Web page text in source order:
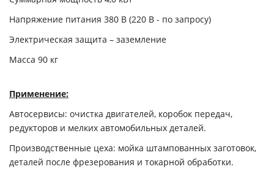
Напряжение питания 380 В (220 В - по запросу)
Электрическая защита – заземление
Масса 90 кг
Применение:
Автосервисы: очистка двигателей, коробок передач,
редукторов и мелких автомобильных деталей.
Производственные цеха: мойка штампованных заготовок,
деталей после фрезерования и токарной обработки.